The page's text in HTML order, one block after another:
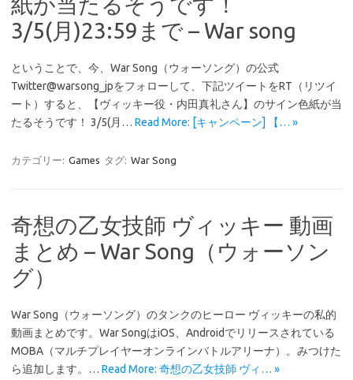
3/5(月)23:59まで – War song
ということで、今、War Song（ウォーソング）の公式
Twitter@warsong_jpをフォローして、下記ツイートをRT（リツイ
ート）すると、【ヴィッキー役・内田真礼さん】のサイン色紙が当
たるそうです！ 3/5(月… Read More: [キャンペーン] 【… »
カテゴリー: Games タグ: War Song
奇想の乙女技師 ヴィッキー 動画
まとめ – War Song（ウォーソン
グ）
War Song（ウォーソング）のタンクのヒーロー ヴィッキーの私的
動画まとめです。War SongはiOS、Androidでリリースされている
MOBA（マルチプレイヤーオンラインバトルアリーナ）。みつけた
ら追加します。… Read More: 奇想の乙女技師 ヴィ… »